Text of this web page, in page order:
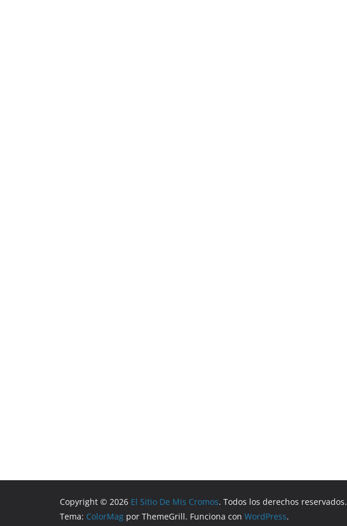
Copyright © 2026 El Sitio De Mis Cromos. Todos los derechos reservados.
Tema: ColorMag por ThemeGrill. Funciona con WordPress.